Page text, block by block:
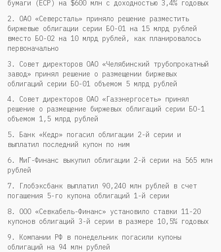
бумаги (ECP) на $600 млн с доходностью 3,4% годовых
2. ОАО «Северсталь» приняло решение разместить
биржевые облигации серии БО-01 на 15 млрд рублей
вместо БО-02 на 10 млрд рублей, как планировалось
первоначально
3. Совет директоров ОАО «Челябинский трубопрокатный
завод» принял решение о размещении биржевых
облигаций серии БО-01 объемом 5 млрд рублей
4. Совет директоров ОАО «Газэнергосеть» принял
решение о размещение биржевых облигаций серии БО-1
объемом 1,5 млрд рублей
5. Банк «Кедр» погасил облигации 2-й серии и
выплатил последний купон по ним
6. МиГ-Финанс выкупил облигации 2-й серии на 565 млн
рублей
7. Глобэксбанк выплатил 90,240 млн рублей в счет
погашения 5-го купона облигаций 1-й серии
8. ООО «Севкабель-Финанс» установило ставки 11-20
купонов облигаций 3-й серии в размере 10,5% годовых
9. Компании РФ в понедельник погасили купоны
облигаций на 94 млн рублей